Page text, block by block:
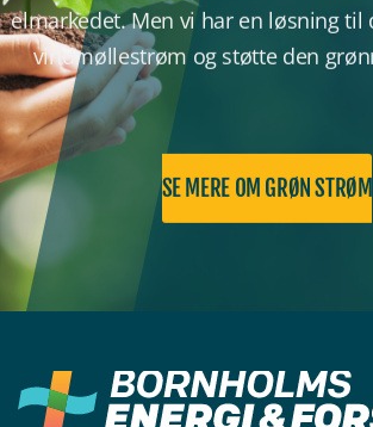
elmarkedet. Men vi har en løsning til
vindmøllestrøm og støtte den
SE MERE OM GRØN STRØM